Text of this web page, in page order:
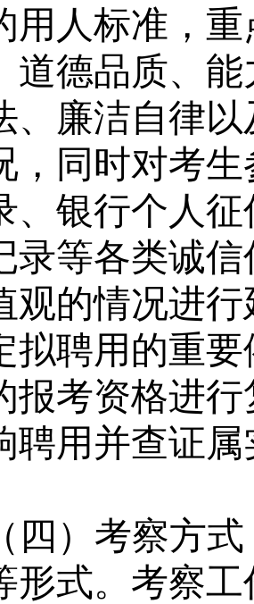
用人标准，
道德品质、
、廉洁自律
，同时对考
、银行个人
录等各类诚
观的情况进
拟聘用的重
报考资格进
聘用并查证
（四）考察方
形式。考察工